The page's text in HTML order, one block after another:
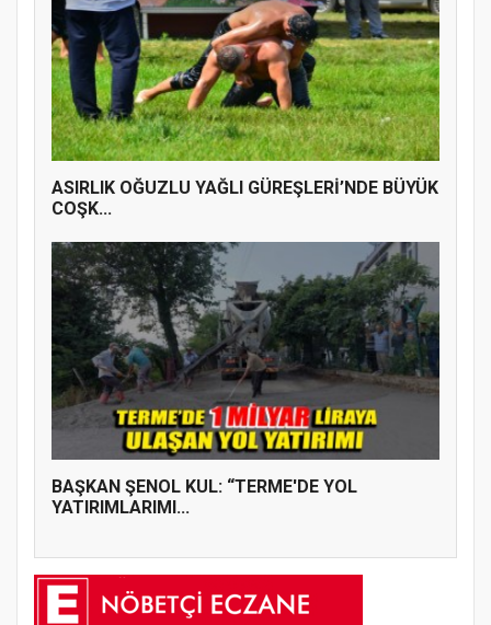
ASIRLIK OĞUZLU YAĞLI GÜREŞLERİ’NDE BÜYÜK
COŞK...
BAŞKAN ŞENOL KUL: “TERME'DE YOL
YATIRIMLARIMI...